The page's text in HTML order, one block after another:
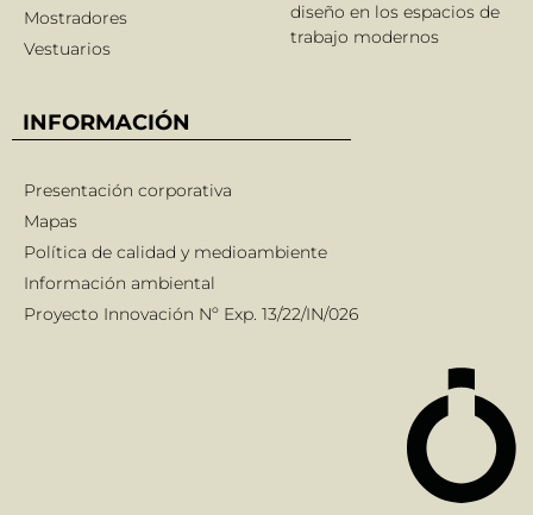
Mostradores
Vestuarios
diseño en los espacios de
trabajo modernos
INFORMACIÓN
Presentación corporativa
Mapas
Política de calidad y medioambiente
Información ambiental
Proyecto Innovación Nº Exp. 13/22/IN/026